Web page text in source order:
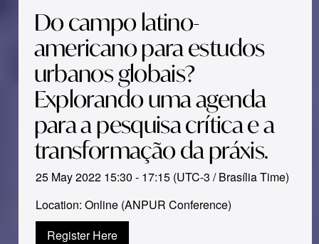
Do campo latino-
americano para estudos
urbanos globais?
Explorando uma agenda
para a pesquisa crítica e a
transformação da práxis.
25 May 2022 15:30 - 17:15 (UTC-3 / Brasília Time)
Location: Online (ANPUR Conference)
Register Here